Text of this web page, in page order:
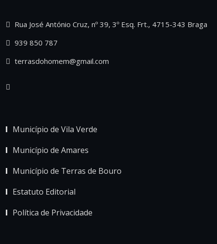
Rua José António Cruz, nº 39, 3º Esq. Frt., 4715-343 Braga
939 850 787
terrasdohomem@gmail.com
Município de Vila Verde
Município de Amares
Município de Terras de Bouro
Estatuto Editorial
Política de Privacidade